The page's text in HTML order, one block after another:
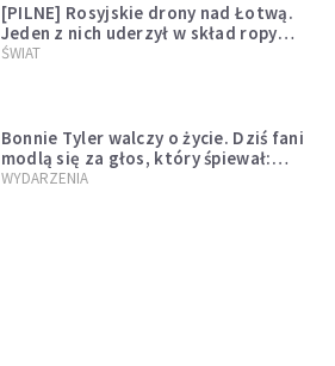
[PILNE] Rosyjskie drony nad Łotwą.
Jeden z nich uderzył w skład ropy
naftowej
ŚWIAT
Bonnie Tyler walczy o życie. Dziś fani
modlą się za głos, który śpiewał:
"Lord, help me"
WYDARZENIA